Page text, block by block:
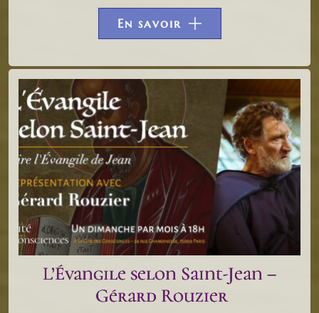
En savoir
L’Évangile selon Saint-Jean –
Gérard Rouzier